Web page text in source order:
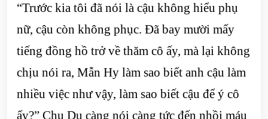
“Trước kia tôi đã nói là cậu không hiểu phụ
nữ, cậu còn không phục. Đã bay mười mấy
tiếng đồng hồ trở về thăm cô ấy, mà lại không
chịu nói ra, Mẫn Hy làm sao biết anh cậu làm
nhiều việc như vậy, làm sao biết cậu để ý cô
ấy?” Chu Dụ càng nói càng tức đến nhồi máu